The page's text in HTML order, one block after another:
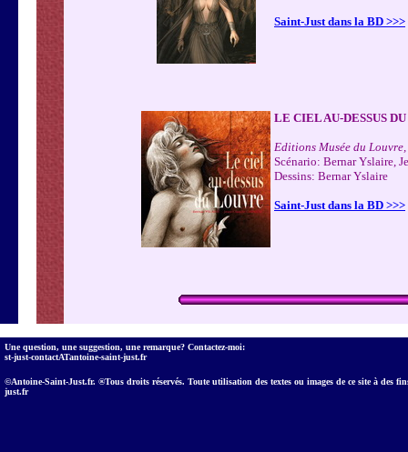
Saint-Just dans la BD >>>
LE CIEL AU-DESSUS
Editions Musée du
Scénario: Bernar Yslaire,
Dessins: Bernar Yslaire
Saint-Just dans la BD >>>
Une question, une suggestion, une remarque? Contactez-moi:
st-just-contactATantoine-saint-just.fr
©Antoine-Saint-Just.fr. ®Tous droits réservés. Toute utilisation des textes ou images de ce site à des
just.fr